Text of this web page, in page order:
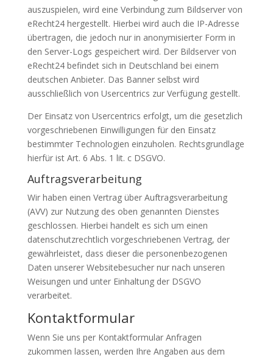
auszuspielen, wird eine Verbindung zum Bildserver von
eRecht24 hergestellt. Hierbei wird auch die IP-Adresse
übertragen, die jedoch nur in anonymisierter Form in
den Server-Logs gespeichert wird. Der Bildserver von
eRecht24 befindet sich in Deutschland bei einem
deutschen Anbieter. Das Banner selbst wird
ausschließlich von Usercentrics zur Verfügung gestellt.
Der Einsatz von Usercentrics erfolgt, um die gesetzlich
vorgeschriebenen Einwilligungen für den Einsatz
bestimmter Technologien einzuholen. Rechtsgrundlage
hierfür ist Art. 6 Abs. 1 lit. c DSGVO.
Auftragsverarbeitung
Wir haben einen Vertrag über Auftragsverarbeitung
(AVV) zur Nutzung des oben genannten Dienstes
geschlossen. Hierbei handelt es sich um einen
datenschutzrechtlich vorgeschriebenen Vertrag, der
gewährleistet, dass dieser die personenbezogenen
Daten unserer Websitebesucher nur nach unseren
Weisungen und unter Einhaltung der DSGVO
verarbeitet.
Kontaktformular
Wenn Sie uns per Kontaktformular Anfragen
zukommen lassen, werden Ihre Angaben aus dem